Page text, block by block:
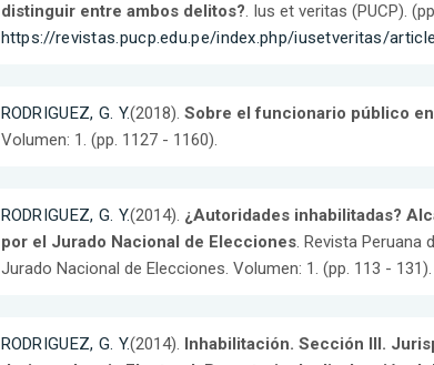
distinguir entre ambos delitos?. Ius et veritas (PUCP).
https://revistas.pucp.edu.pe/index.php/iusetveritas/
RODRIGUEZ, G. Y.(2018).Sobre el funcionario público
Volumen: 1. (pp. 1127 - 1160).
RODRIGUEZ, G. Y.(2014). ¿Autoridades inhabilitadas?
por el Jurado Nacional de Elecciones. Revista Peruana
Jurado Nacional de Elecciones. Volumen: 1. (pp. 113 - 131).
RODRIGUEZ, G. Y.(2014). Inhabilitación. Sección III.